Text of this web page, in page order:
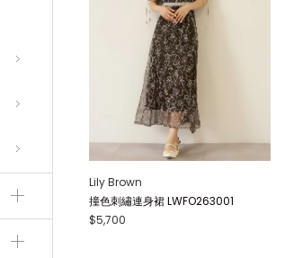
Lily Brown
撞色刺繡連身裙 LWFO263001
$5,700